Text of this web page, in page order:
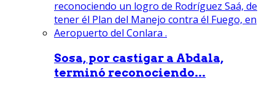
Sosa, por castigar a Abdala,
terminó reconociendo...